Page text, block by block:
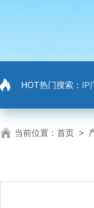
HOT热门搜索： IP
当前位置： 首页 >